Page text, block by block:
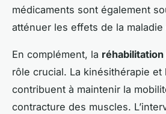
médicaments sont également
atténuer les effets de la
En complément, la
rôle crucial. La kinésithérapie et
contribuent à maintenir la
contracture des muscles.